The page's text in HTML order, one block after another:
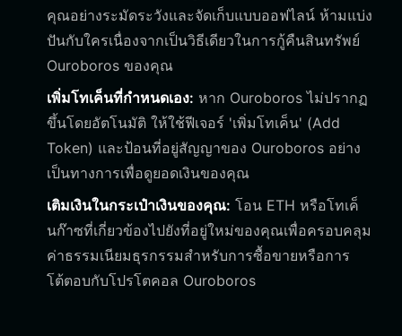
คุณอย่างระมัดระวังและจัดเก็บแบบออฟไลน์ ห้ามแบ่ง
ปันกับใครเนื่องจากเป็นวิธีเดียวในการกู้คืนสินทรัพย์
Ouroboros ของคุณ
เพิ่มโทเค็นที่กำหนดเอง: หาก Ouroboros ไม่ปรากฏ
ขึ้นโดยอัตโนมัติ ให้ใช้ฟีเจอร์ 'เพิ่มโทเค็น' (Add
Token) และป้อนที่อยู่สัญญาของ Ouroboros อย่าง
เป็นทางการเพื่อดูยอดเงินของคุณ
เติมเงินในกระเป๋าเงินของคุณ: โอน ETH หรือโทเค็
นก๊าซที่เกี่ยวข้องไปยังที่อยู่ใหม่ของคุณเพื่อครอบคลุม
ค่าธรรมเนียมธุรกรรมสำหรับการซื้อขายหรือการ
โต้ตอบกับโปรโตคอล Ouroboros